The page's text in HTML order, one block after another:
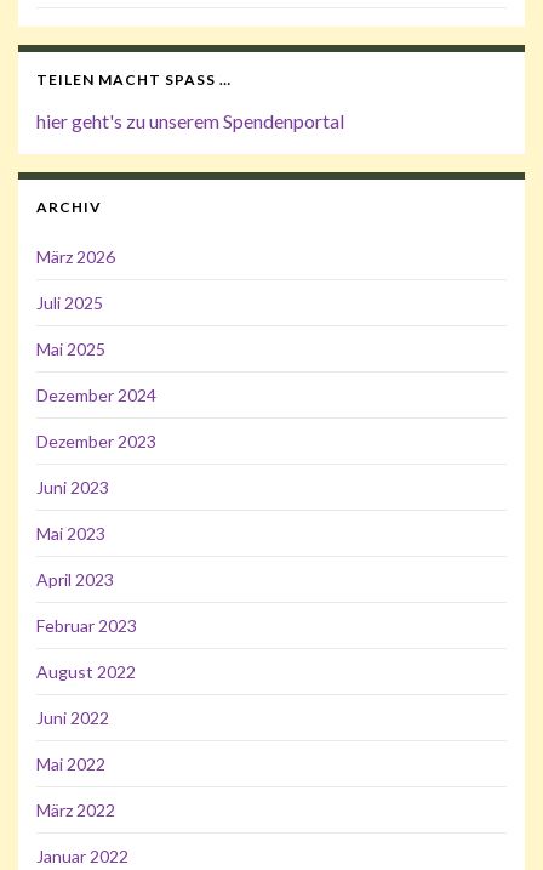
TEILEN MACHT SPASS …
hier geht's zu unserem Spendenportal
ARCHIV
März 2026
Juli 2025
Mai 2025
Dezember 2024
Dezember 2023
Juni 2023
Mai 2023
April 2023
Februar 2023
August 2022
Juni 2022
Mai 2022
März 2022
Januar 2022